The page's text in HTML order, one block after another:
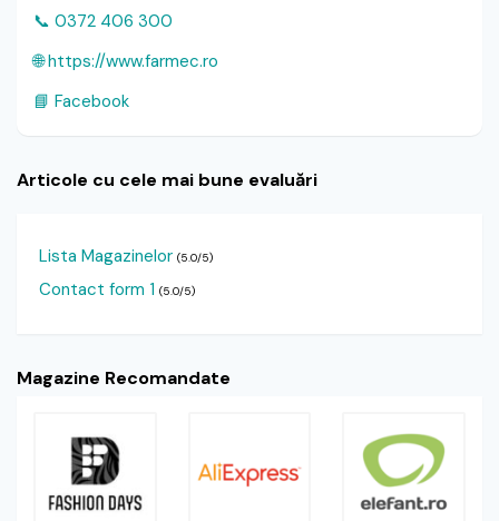
📞 0372 406 300
🌐 https://www.farmec.ro
📘 Facebook
Articole cu cele mai bune evaluări
Lista Magazinelor (5.0/5)
Contact form 1 (5.0/5)
Magazine Recomandate